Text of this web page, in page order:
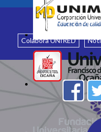
Inicio
Colabora UNIRED